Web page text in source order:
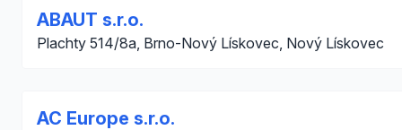
ABAUT s.r.o.
Plachty 514/8a, Brno-Nový Lískovec, Nový Lískovec
AC Europe s.r.o.